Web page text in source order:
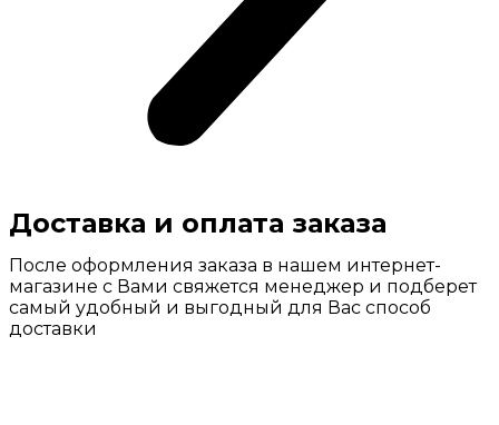
Доставка и оплата заказа
После оформления заказа в нашем интернет-
магазине с Вами свяжется менеджер и подберет
самый удобный и выгодный для Вас способ
доставки